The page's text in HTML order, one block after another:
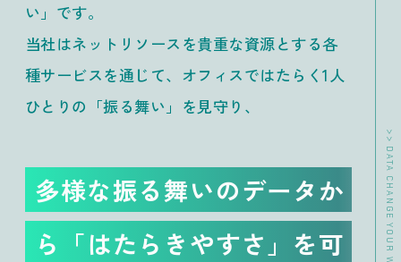
い」です。
当社はネットリソースを貴重な資源とする各
種サービスを通じて、オフィスではたらく1人
ひとりの「振る舞い」を見守り、
多様な振る舞いのデータか
ら 「はたらきやすさ」を可